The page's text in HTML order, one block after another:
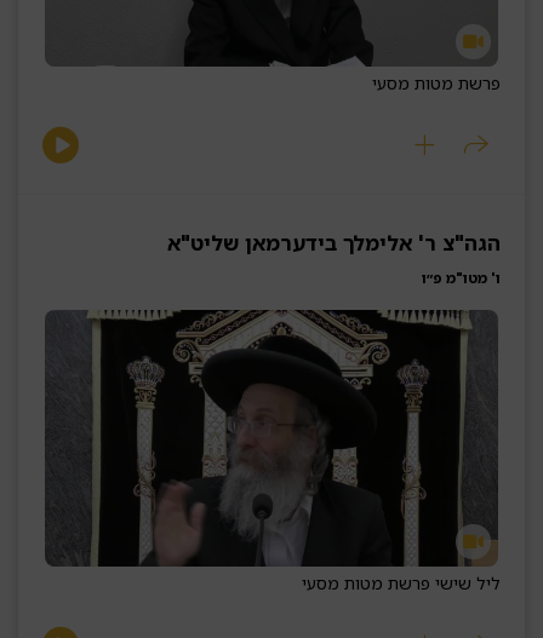
פרשת מטות מסעי
הגה"צ ר' אלימלך בידערמאן שליט"א
ו' מטו"מ פ״ו
ליל שישי פרשת מטות מסעי